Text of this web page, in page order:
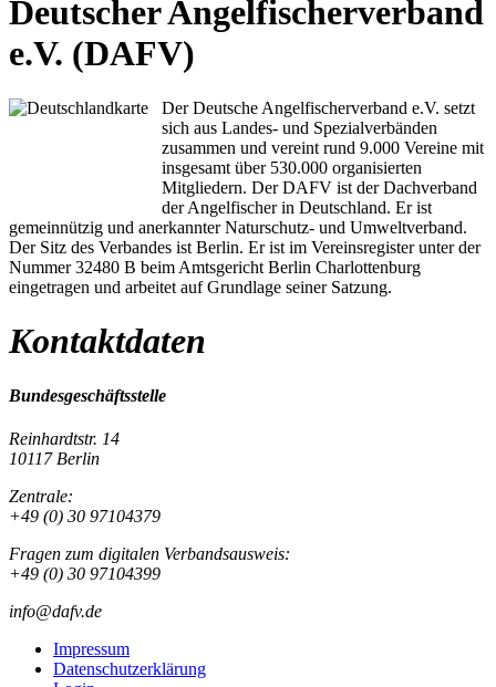
Deutscher Angelfischerverband
e.V. (DAFV)
Der Deutsche Angelfischerverband e.V. setzt
sich aus Landes- und Spezialverbänden
zusammen und vereint rund 9.000 Vereine mit
insgesamt über 530.000 organisierten
Mitgliedern. Der DAFV ist der Dachverband
der Angelfischer in Deutschland. Er ist
gemeinnützig und anerkannter Naturschutz- und Umweltverband.
Der Sitz des Verbandes ist Berlin. Er ist im Vereinsregister unter der
Nummer 32480 B beim Amtsgericht Berlin Charlottenburg
eingetragen und arbeitet auf Grundlage seiner Satzung.
Kontaktdaten
Bundesgeschäftsstelle
Reinhardtstr. 14
10117 Berlin
Zentrale:
+49 (0) 30 97104379
Fragen zum digitalen Verbandsausweis:
+49 (0) 30 97104399
info@dafv.de
Impressum
Datenschutzerklärung